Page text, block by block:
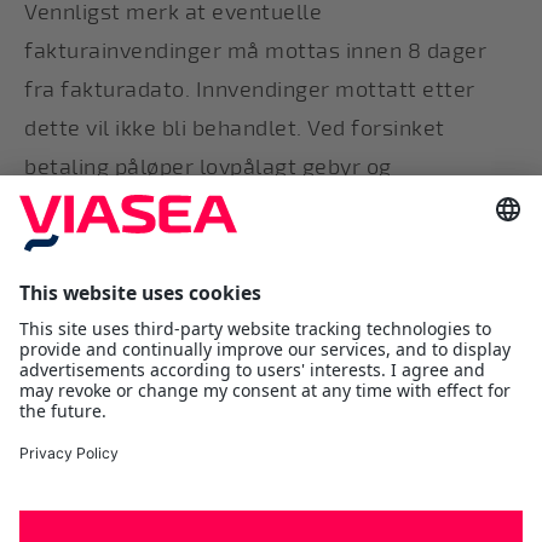
Vennligst merk at eventuelle
fakturainvendinger må mottas innen 8 dager
fra fakturadato. Innvendinger mottatt etter
dette vil ikke bli behandlet. Ved forsinket
betaling påløper lovpålagt gebyr og
forsinkelsesrente fra forfallsdato.
Viasea Shipping AS
Værftsgata 1 C
1511 Moss
Tlf:+47 69 25 70 00